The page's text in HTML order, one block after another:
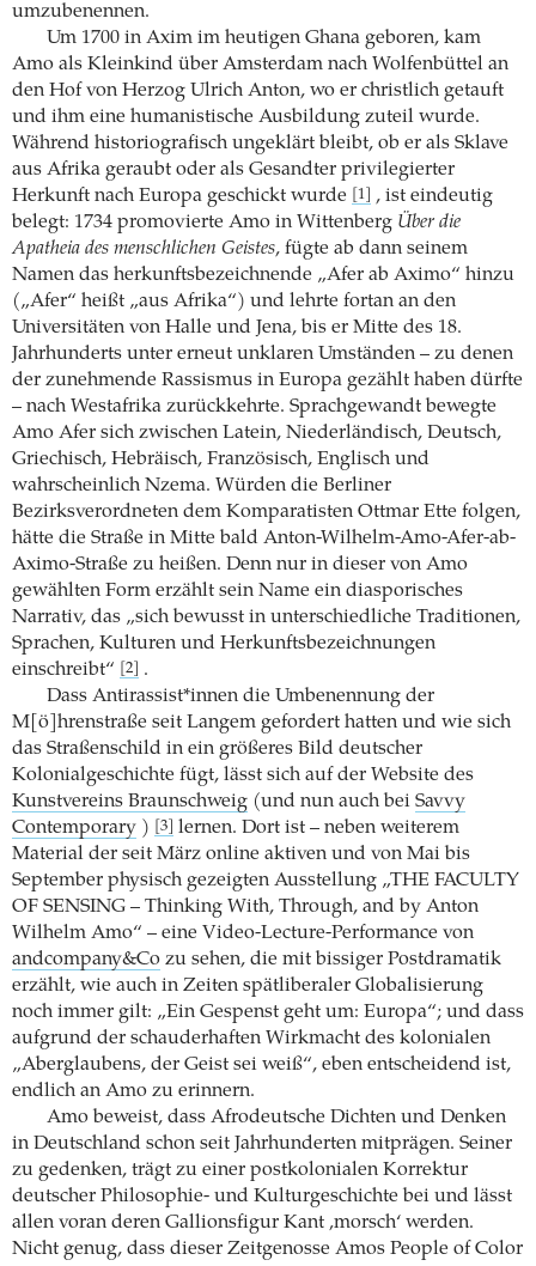
umzubenennen.
Um 1700 in Axim im heutigen Ghana geboren, kam
Amo als Kleinkind über Amsterdam nach Wolfenbüttel an
den Hof von Herzog Ulrich Anton, wo er christlich getauft
und ihm eine humanistische Ausbildung zuteil wurde.
Während historiografisch ungeklärt bleibt, ob er als Sklave
aus Afrika geraubt oder als Gesandter privilegierter
Herkunft nach Europa geschickt wurde
[1]
, ist eindeutig
belegt: 1734 promovierte Amo in Wittenberg Über die
Apatheia des menschlichen Geistes, fügte ab dann seinem
Namen das herkunftsbezeichnende „Afer ab Aximo“ hinzu
(„Afer“ heißt „aus Afrika“) und lehrte fortan an den
Universitäten von Halle und Jena, bis er Mitte des 18.
Jahrhunderts unter erneut unklaren Umständen – zu denen
der zunehmende Rassismus in Europa gezählt haben dürfte
– nach Westafrika zurückkehrte. Sprachgewandt bewegte
Amo Afer sich zwischen Latein, Niederländisch, Deutsch,
Griechisch, Hebräisch, Französisch, Englisch und
wahrscheinlich Nzema. Würden die Berliner
Bezirksverordneten dem Komparatisten Ottmar Ette folgen,
hätte die Straße in Mitte bald Anton-Wilhelm-Amo-Afer-ab-
Aximo-Straße zu heißen. Denn nur in dieser von Amo
gewählten Form erzählt sein Name ein diasporisches
Narrativ, das „sich bewusst in unterschiedliche Traditionen,
Sprachen, Kulturen und Herkunftsbezeichnungen
einschreibt“
[2]
.
Dass Antirassist*innen die Umbenennung der
M[ö]hrenstraße seit Langem gefordert hatten und wie sich
das Straßenschild in ein größeres Bild deutscher
Kolonialgeschichte fügt, lässt sich auf der Website des
Kunstvereins Braunschweig (und nun auch bei Savvy
Contemporary ) [3]
lernen. Dort ist – neben weiterem
Material der seit März online aktiven und von Mai bis
September physisch gezeigten Ausstellung „THE FACULTY
OF SENSING – Thinking With, Through, and by Anton
Wilhelm Amo“ – eine Video-Lecture-Performance von
andcompany&Co zu sehen, die mit bissiger Postdramatik
erzählt, wie auch in Zeiten spätliberaler Globalisierung
noch immer gilt: „Ein Gespenst geht um: Europa“; und dass
aufgrund der schauderhaften Wirkmacht des kolonialen
„Aberglaubens, der Geist sei weiß“, eben entscheidend ist,
endlich an Amo zu erinnern.
Amo beweist, dass Afrodeutsche Dichten und Denken
in Deutschland schon seit Jahrhunderten mitprägen. Seiner
zu gedenken, trägt zu einer postkolonialen Korrektur
deutscher Philosophie- und Kulturgeschichte bei und lässt
allen voran deren Gallionsfigur Kant ‚morsch‘ werden.
Nicht genug, dass dieser Zeitgenosse Amos People of Color